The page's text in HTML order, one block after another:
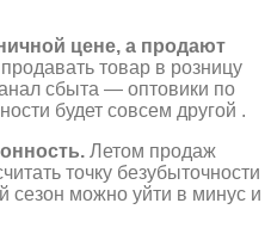
цене, а продают
товар в розницу
сбыта — оптовики по
будет совсем другой .
Летом продаж
точку безубыточности
сезон можно уйти в минус и